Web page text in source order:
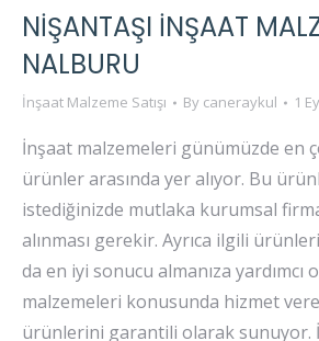
NIŞANTAŞI İNŞAAT
NALBURU
İnşaat Malzeme Satışı By caneraykul 1
İnşaat malzemeleri günümüzde en
ürünler arasında yer alıyor. Bu
istediğinizde mutlaka kurumsal
alınması gerekir. Ayrıca ilgili
da en iyi sonucu almanıza yardımcı
malzemeleri konusunda hizmet
ürünlerini garantili olarak sunuyor.